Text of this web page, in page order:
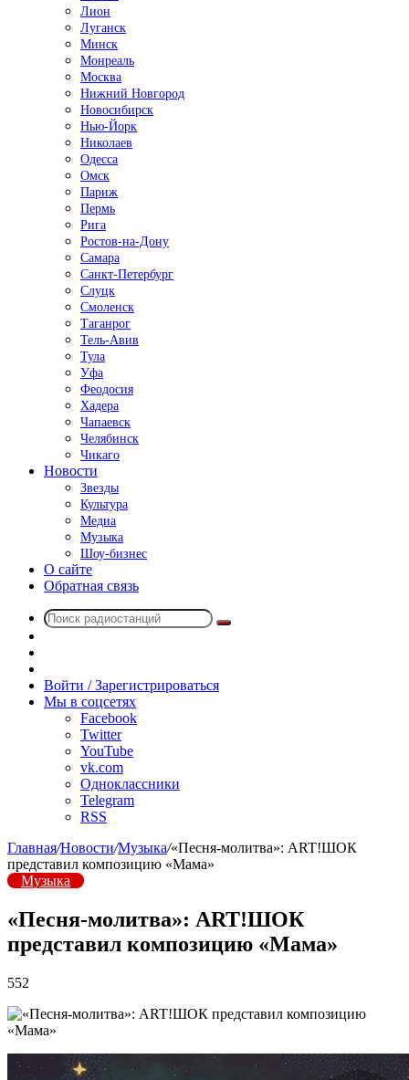
Лион
Луганск
Минск
Монреаль
Москва
Нижний Новгород
Новосибирск
Нью-Йорк
Николаев
Одесса
Омск
Париж
Пермь
Рига
Ростов-на-Дону
Самара
Санкт-Петербург
Слуцк
Смоленск
Таганрог
Тель-Авив
Тула
Уфа
Феодосия
Хадера
Чапаевск
Челябинск
Чикаго
Новости
Звезды
Культура
Медиа
Музыка
Шоу-бизнес
О сайте
Обратная связь
Поиск
радио
Войти / Зарегистрироваться
Мы в соцсетях
Facebook
Twitter
YouTube
vk.com
Одноклассники
Telegram
RSS
Главная/Новости/Музыка/«Песня-молитва»: ART!ШОК
представил композицию «Мама»
Музыка
«Песня-молитва»: ART!ШОК
представил композицию «Мама»
552